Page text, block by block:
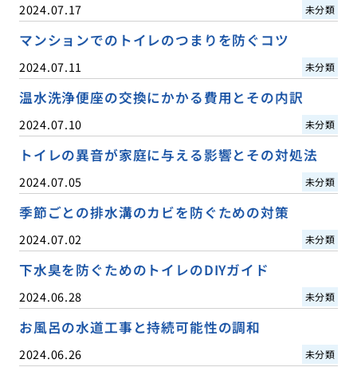
2024.07.17 未分類
マンションでのトイレのつまりを防ぐコツ
2024.07.11 未分類
温水洗浄便座の交換にかかる費用とその内訳
2024.07.10 未分類
トイレの異音が家庭に与える影響とその対処法
2024.07.05 未分類
季節ごとの排水溝のカビを防ぐための対策
2024.07.02 未分類
下水臭を防ぐためのトイレのDIYガイド
2024.06.28 未分類
お風呂の水道工事と持続可能性の調和
2024.06.26 未分類